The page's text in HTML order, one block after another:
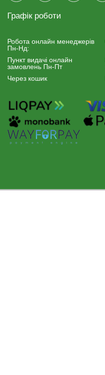
Графік роботи
Робота онлайн менеджерiв
Пн-Нд:
Пункт видачі онлайн
замовлень Пн-Пт
Через кошик